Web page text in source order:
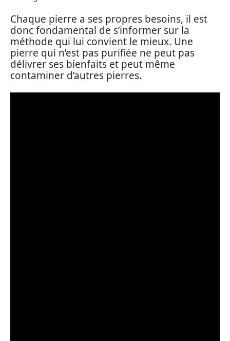
Chaque pierre a ses propres besoins, il est
donc fondamental de s’informer sur la
méthode qui lui convient le mieux. Une
pierre qui n’est pas purifiée ne peut pas
délivrer ses bienfaits et peut même
contaminer d’autres pierres.